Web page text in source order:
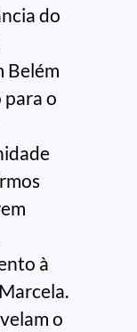
do
Belém
o
à
o